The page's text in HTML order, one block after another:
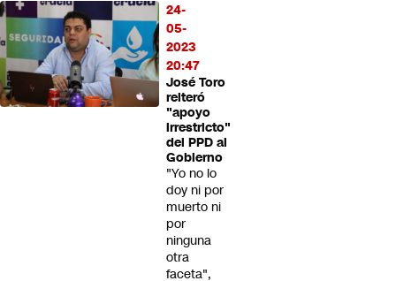
24-
05-
2023
20:47
José Toro
reiteró
"apoyo
irrestricto"
del PPD al
Gobierno
"Yo no lo
doy ni por
muerto ni
por
ninguna
otra
faceta",